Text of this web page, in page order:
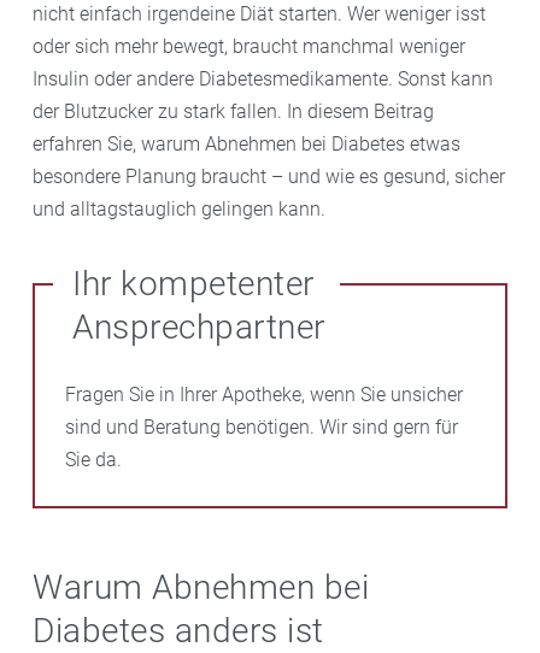
nicht einfach irgendeine Diät starten. Wer weniger isst
oder sich mehr bewegt, braucht manchmal weniger
Insulin oder andere Diabetesmedikamente. Sonst kann
der Blutzucker zu stark fallen. In diesem Beitrag
erfahren Sie, warum Abnehmen bei Diabetes etwas
besondere Planung braucht – und wie es gesund, sicher
und alltagstauglich gelingen kann.
Ihr kompetenter
Ansprechpartner
Fragen Sie in Ihrer Apotheke, wenn Sie unsicher
sind und Beratung benötigen. Wir sind gern für
Sie da.
Warum Abnehmen bei
Diabetes anders ist